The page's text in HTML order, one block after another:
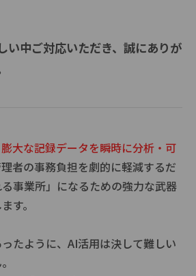
い中ご対応いただき、誠にありが
膨大な記録データを瞬時に分析・可
者の事務負担を劇的に軽減するだ
事業所」になるための強力な武器
す。
たように、AI活用は決して難しい